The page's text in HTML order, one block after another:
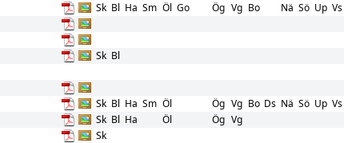
Sk Bl Ha Sm Öl Go Ög Vg Bo Nä Sö Up Vs
Sk Bl
Sk Bl Ha Sm Öl Ög Vg Bo Ds Nä Sö Up Vs
Sk Bl Ha Öl Ög Vg
Sk